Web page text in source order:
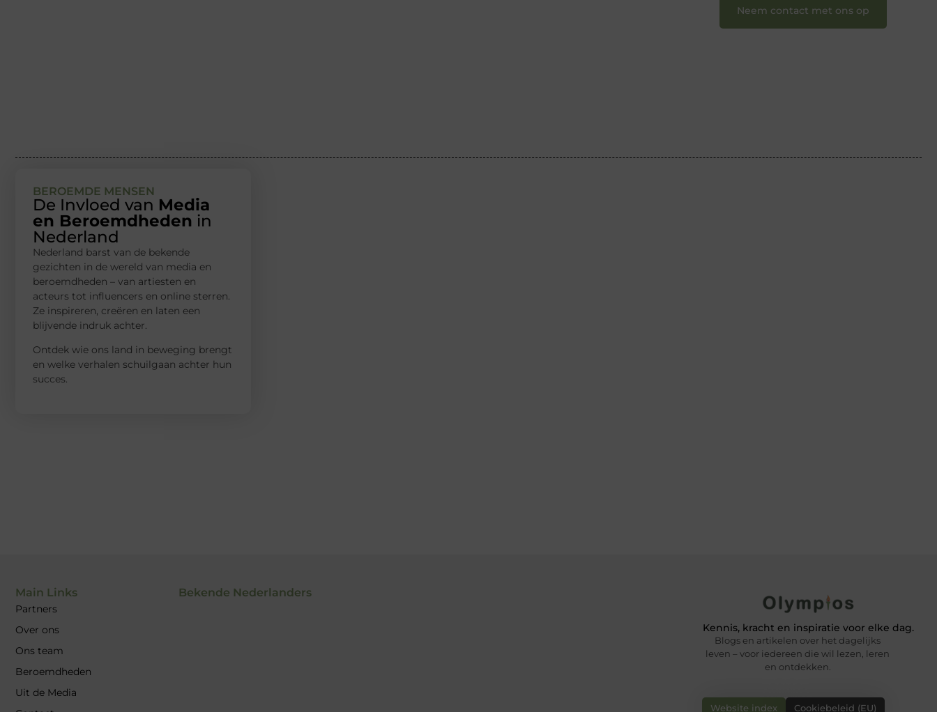
Neem contact met ons op
BEROEMDE MENSEN
De Invloed van Media
en Beroemdheden in
Nederland
Nederland barst van de bekende
gezichten in de wereld van media en
beroemdheden – van artiesten en
acteurs tot influencers en online sterren.
Ze inspireren, creëren en laten een
blijvende indruk achter.
Ontdek wie ons land in beweging brengt
en welke verhalen schuilgaan achter hun
succes.
Main Links
Partners
Over ons
Ons team
Beroemdheden
Uit de Media
Bekende Nederlanders
Kennis, kracht en inspiratie voor elke dag.
Blogs en artikelen over het dagelijks
leven – voor iedereen die wil lezen, leren
en ontdekken.
Website index Cookiebeleid (EU)